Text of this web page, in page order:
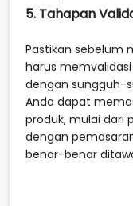
5. Tahapan
Pastikan sebelum
harus
dengan sungguh-
Anda dapat
produk, mulai dari
dengan
benar-benar